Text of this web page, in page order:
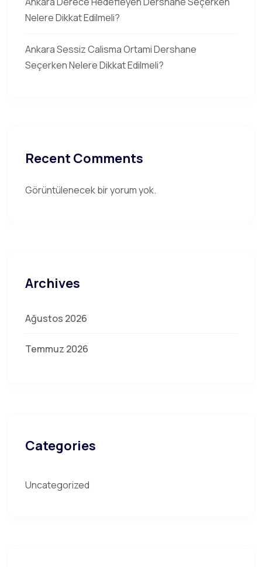
Nelere Dikkat Edilmeli?
Ankara Sessiz Calisma Ortami Dershane
Seçerken Nelere Dikkat Edilmeli?
Recent Comments
Görüntülenecek bir yorum yok.
Archives
Ağustos 2026
Temmuz 2026
Categories
Uncategorized